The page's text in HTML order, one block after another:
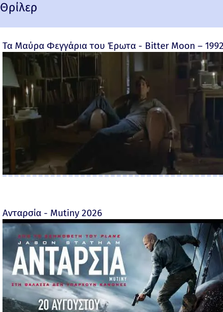
Θρίλερ
Τα Μαύρα Φεγγάρια του Έρωτα - Bitter Moon –
Ανταρσία - Mutiny 2026